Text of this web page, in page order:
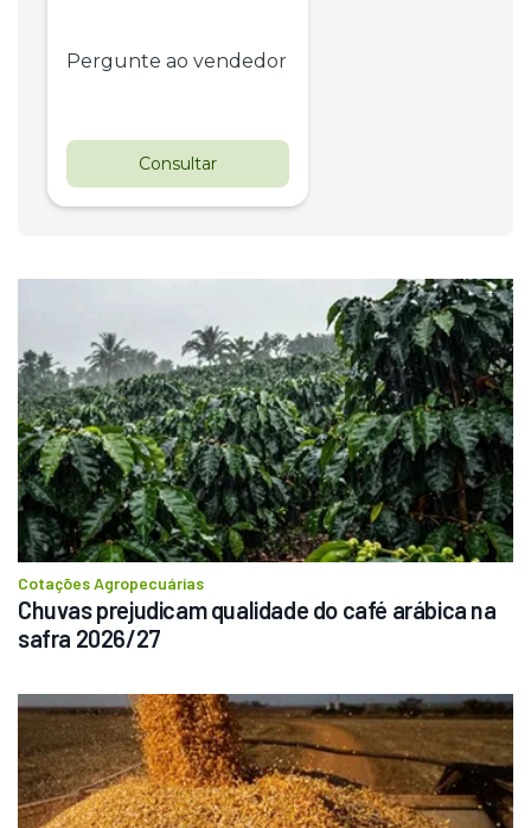
Pergunte ao vendedor
Consultar
Destaque
Usado
Pá Carregadeira Cat 966
Ano 1987
Londrina
R$ 145.000
Consultar
Cotações Agropecuárias
Chuvas prejudicam qualidade do café arábica na
safra 2026/27